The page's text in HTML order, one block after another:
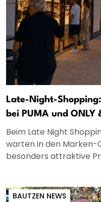
Late-Night-
bei PUMA und ONLY
Beim Late Night
warten in den
besonders attraktive
BAUTZEN NEWS